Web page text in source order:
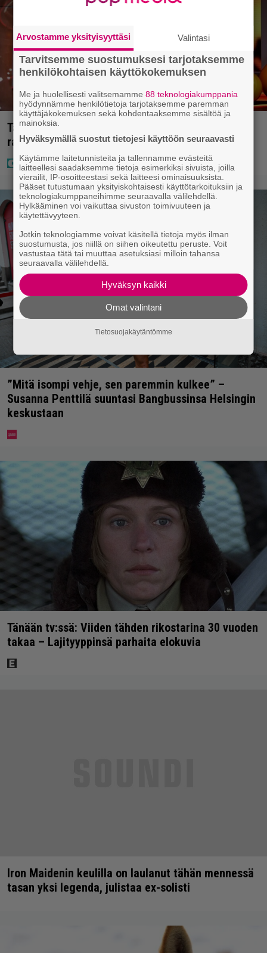
Täällä pelattiin lauantain Loton ja Jokerin isot
rahat – Tokmannilla, ABC:lla, netissä…
”Mitä isompi vehje, sen paremmin kulkee” –
Susanna Penttilä suuntasi Bangbussinsa Helsingin
keskustaan
Tänään tv:ssä: Viiden tähden rikostarina 30 vuoden
takaa – Lajityyppinsä parhaita elokuvia
Iron Maidenin keulilla on laulanut tähän mennessä
tasan yksi legenda, julistaa ex-solisti
Arvostamme yksityisyyttäsi Valintasi
Tarvitsemme suostumuksesi tarjotaksemme
henkilökohtaisen käyttökokemuksen
Me ja huolellisesti valitsemamme88 teknologiakumppania
hyödynnämme henkilötietoja tarjotaksemme paremman
käyttäjäkokemuksen sekä kohdentaaksemme sisältöä ja
mainoksia.
Hyväksymällä suostut tietojesi käyttöön seuraavasti
Käytämme laitetunnisteita ja tallennamme evästeitä
laitteellesi saadaksemme tietoja esimerkiksi sivuista, joilla
vierailit, IP-osoitteestasi sekä laitteesi ominaisuuksista.
Pääset tutustumaan yksityiskohtaisesti käyttötarkoituksiin ja
teknologiakumppaneihimme seuraavalla välilehdellä.
Hylkääminen voi vaikuttaa sivuston toimivuuteen ja
käytettävyyteen.
Jotkin teknologiamme voivat käsitellä tietoja myös ilman
suostumusta, jos niillä on siihen oikeutettu peruste. Voit
vastustaa tätä tai muuttaa asetuksiasi milloin tahansa
seuraavalla välilehdellä.
Hyväksyn kaikki
Omat valintani
Tietosuojakäytäntömme